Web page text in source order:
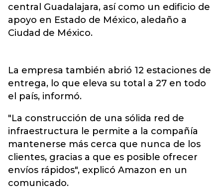
central Guadalajara, así como un edificio de
apoyo en Estado de México, aledaño a
Ciudad de México.
La empresa también abrió 12 estaciones de
entrega, lo que eleva su total a 27 en todo
el país, informó.
"La construcción de una sólida red de
infraestructura le permite a la compañía
mantenerse más cerca que nunca de los
clientes, gracias a que es posible ofrecer
envíos rápidos", explicó Amazon en un
comunicado.